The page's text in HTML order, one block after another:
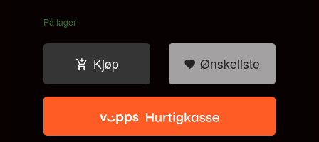
På lager
Kjøp Ønskeliste